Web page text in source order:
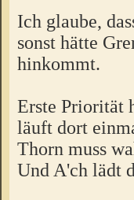
Ich glaube,
sonst hätte
hinkommt.
Erste Priorität
läuft dort
Thorn muss
Und A'ch lädt